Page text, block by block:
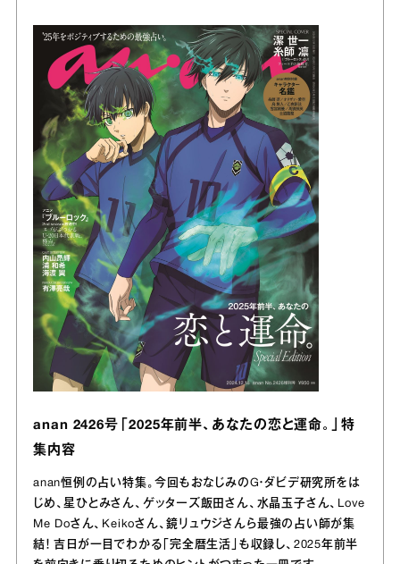
anan 2426号「2025年前半、あなたの恋と運命。」特
集内容
anan恒例の占い特集。今回もおなじみのG・ダビデ研究所をは
じめ、星ひとみさん、ゲッターズ飯田さん、水晶玉子さん、Love
Me Doさん、Keikoさん、鏡リュウジさんら最強の占い師が集
結！ 吉日が一目でわかる「完全暦生活」も収録し、2025年前半